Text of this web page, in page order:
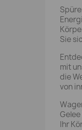
Sie
mit
die
von
Ihr